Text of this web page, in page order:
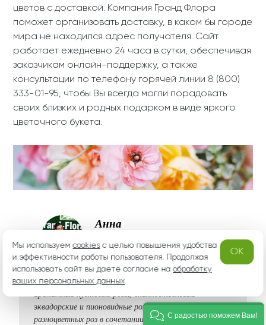
цветов с доставкой. Компания Гранд Флора
поможет организовать доставку, в каком бы городе
мира не находился адрес получателя. Сайт
работает ежедневно 24 часа в сутки, обеспечивая
заказчикам онлайн-поддержку, а также
консультации по телефону горячей линии 8 (800)
333-01-95, чтобы Вы всегда могли порадовать
своих близких и родных подарком в виде яркого
цветочного букета.
Анна
«Невероятно женственно смотрятся композиции из
роз любого сорта и цвета. Это могут быть
эквадорские и пионовидные розы, букет из микса
разноцветных роз в сочетании с другими цветами.
Мы используемcookiesс целью повышения удобства
и эффективности работы пользователя. Продолжая
использовать сайт вы даете согласие наобработку
ваших персональных данных.
OK
С радостью поможем Вам!